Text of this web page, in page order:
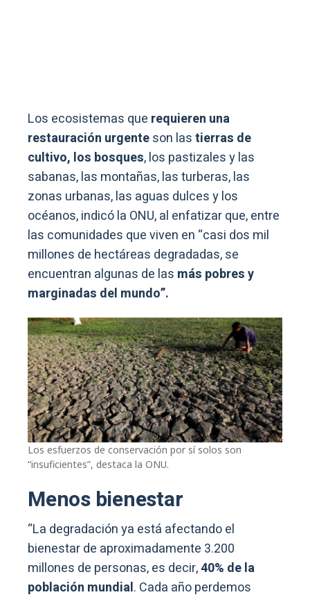
Los ecosistemas que requieren una
restauración urgenteson lastierras de
cultivo, los bosques, los pastizales y las
sabanas, las montañas, las turberas, las
zonas urbanas, las aguas dulces y los
océanos, indicó la ONU, al enfatizar que, entre
las comunidades que viven en “casi dos mil
millones de hectáreas degradadas, se
encuentran algunas de las más pobres y
marginadas del mundo”.
Los esfuerzos de conservación por sí solos son
“insuficientes”, destaca la ONU.
Menos bienestar
“La degradación ya está afectando el
bienestar de aproximadamente 3.200
millones de personas, es decir,40% de la
población mundial. Cada año perdemos